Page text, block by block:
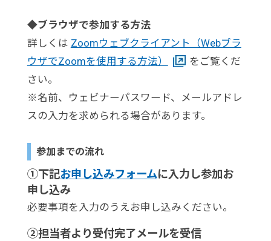
◆ブラウザで参加する方法
詳しくは Zoomウェブクライアント（Webブラ
ウザでZoomを使用する方法）
をご覧くだ
さい。
※名前、ウェビナーパスワード、メールアドレ
スの入力を求められる場合があります。
参加までの流れ
①下記お申し込みフォームに入力し参加お
申し込み
必要事項を入力のうえお申し込みください。
②担当者より受付完了メールを受信